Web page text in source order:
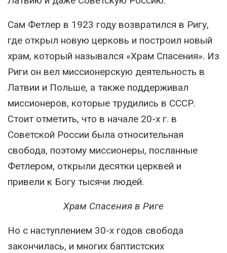
Сам Фетлер в 1923 году возвратился в Ригу,
где открыл новую церковь и построил новый
храм, который назывался «Храм Спасения». Из
Риги он вел миссионерскую деятельность в
Латвии и Польше, а также поддерживал
миссионеров, которые трудились в СССР.
Стоит отметить, что в начале 20-х г. в
Советской России была относительная
свобода, поэтому миссионеры, посланные
Фетлером, открыли десятки церквей и
привели к Богу тысячи людей.
Храм Спасения в Риге
Но с наступлением 30-х годов свобода
закончилась, и многих баптистских